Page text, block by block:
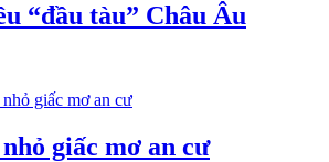
“đầu tàu” Châu Âu
giấc mơ an cư